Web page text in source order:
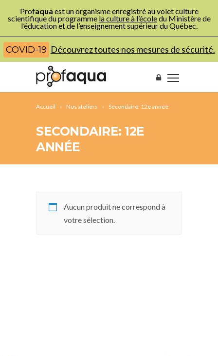
Profaqua est un organisme enregistré au volet culture
scientifique du programme la culture à l’écoledu Ministère de
l’éducation et de l’enseignement supérieur du Québec.
COVID-19 Découvrez toutes nos mesures de sécurité.
Accueil Nos ateliers Secondaire: 12e année
SECONDAIRE: 12E
ANNÉE
Aucun produit ne correspond à
votre sélection.